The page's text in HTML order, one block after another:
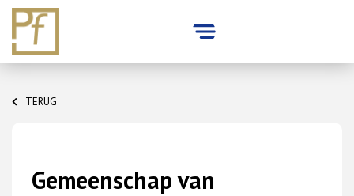
content
TERUG
Gemeenschap van